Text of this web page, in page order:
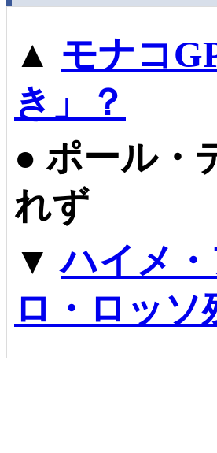
▲ モナコ
き」？
● ポール・
れず
▼ハイメ
ロ・ロッソ